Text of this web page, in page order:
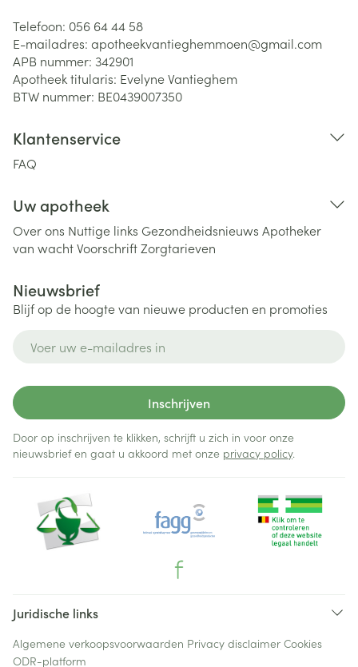
Telefoon: 056 64 44 58
E-mailadres: apotheekvantieghemmoen@gmail.com
APB nummer: 342901
Apotheek titularis: Evelyne Vantieghem
BTW nummer: BE0439007350
Klantenservice
FAQ
Uw apotheek
Over ons Nuttige links Gezondheidsnieuws Apotheker
van wachtVoorschriftZorgtarieven
Nieuwsbrief
Blijf op de hoogte van nieuwe producten en promoties
Inschrijven
Door op inschrijven te klikken, schrijft u zich in voor onze
nieuwsbrief en gaat u akkoord met onze privacy policy.
Juridische links
Algemene verkoopsvoorwaarden Privacy disclaimer Cookies
ODR-platform